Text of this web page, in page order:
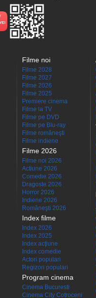
Filme noi
Filme 2028
Filme 2027
Filme 2026
Filme 2025
Premiere cinema
Filme la TV
Filme pe DVD
Filme pe Blu-ray
Filme româneşti
Filme indiene
Filme 2026
Filme noi 2026
Actiune 2026
Comedie 2026
Dragoste 2026
Horror 2026
Indiene 2026
Româneşti 2026
Index filme
Index 2026
Index 2025
Index acţiune
Index comedie
Actori populari
Regizori populari
Program cinema
Cinema Bucuresti
Cinema City Cotroceni